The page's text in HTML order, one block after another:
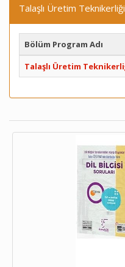
Talaşlı Üretim
Bölüm Program Adı
Talaşlı Üretim